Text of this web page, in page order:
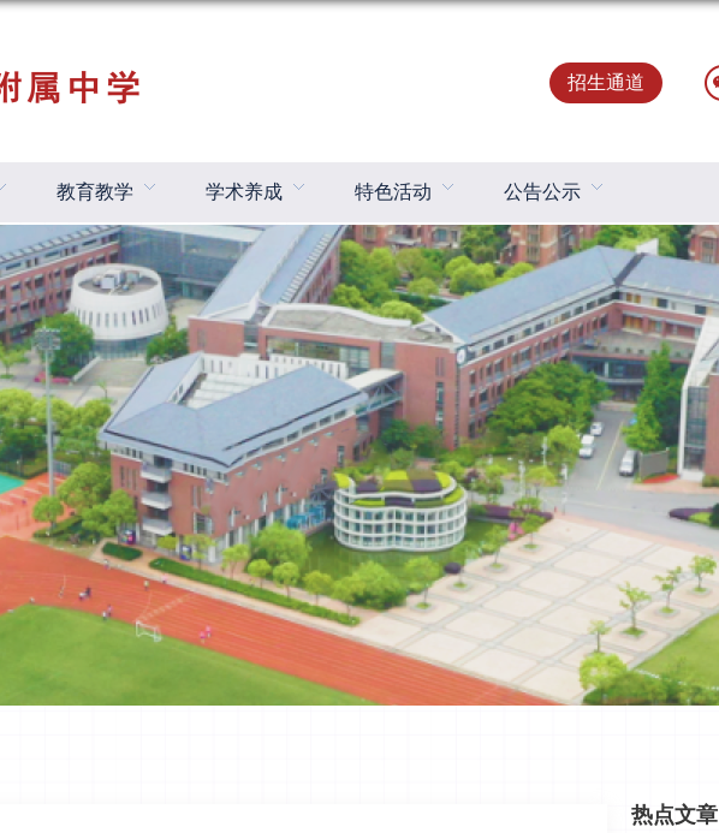
招生通道
教育教学 学术养成 特色活动 公告公示
热点文章